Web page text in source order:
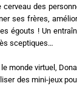
cerveau des
ses frères,
égouts ! Un
sceptiques…
monde virtuel,
des mini-jeux